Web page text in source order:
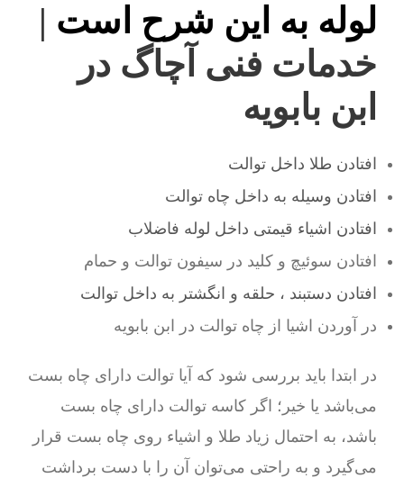
لوله به این شرح است |
خدمات فنی آچاگ در
ابن بابویه
افتادن طلا داخل توالت
افتادن وسیله به داخل چاه توالت
افتادن اشیاء قیمتی داخل لوله فاضلاب
افتادن سوئیچ و کلید در سیفون توالت و حمام
افتادن دستبند ، حلقه و انگشتر به داخل توالت
در آوردن اشیا از چاه توالت در ابن بابویه
در ابتدا باید بررسی شود که آیا توالت دارای چاه بست
می‌باشد یا خیر؛ اگر کاسه توالت دارای چاه بست
باشد، به احتمال زیاد طلا و اشیاء روی چاه بست قرار
می‌گیرد و به راحتی می‌توان آن را با دست برداشت